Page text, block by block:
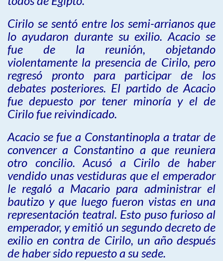
Cirilo se sentó entre los semi-arrianos que
lo ayudaron durante su exilio. Acacio se
fue de la reunión, objetando
violentamente la presencia de Cirilo, pero
regresó pronto para participar de los
debates posteriores. El partido de Acacio
fue depuesto por tener minoría y el de
Cirilo fue reivindicado.
Acacio se fue a Constantinopla a tratar de
convencer a Constantino a que reuniera
otro concilio. Acusó a Cirilo de haber
vendido unas vestiduras que el emperador
le regaló a Macario para administrar el
bautizo y que luego fueron vistas en una
representación teatral. Esto puso furioso al
emperador, y emitió un segundo decreto de
exilio en contra de Cirilo, un año después
de haber sido repuesto a su sede.